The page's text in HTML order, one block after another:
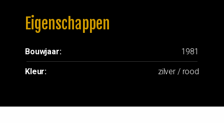
Eigenschappen
Bouwjaar: 1981
Kleur: zilver / rood